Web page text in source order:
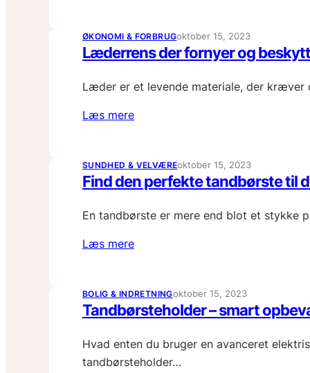
ØKONOMI & FORBRUGoktober 15, 2023
Læderrens der fornyer og
Læder er et levende materiale, der kræver
Læs mere
SUNDHED & VELVÆREoktober 15, 2023
Find den perfekte tandbørste til
En tandbørste er mere end blot et stykke
Læs mere
BOLIG & INDRETNINGoktober 15, 2023
Tandbørsteholder – smart
Hvad enten du bruger en avanceret
tandbørsteholder…